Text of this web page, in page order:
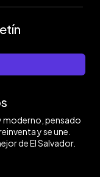
pensado
y se une.
de El Salvador.